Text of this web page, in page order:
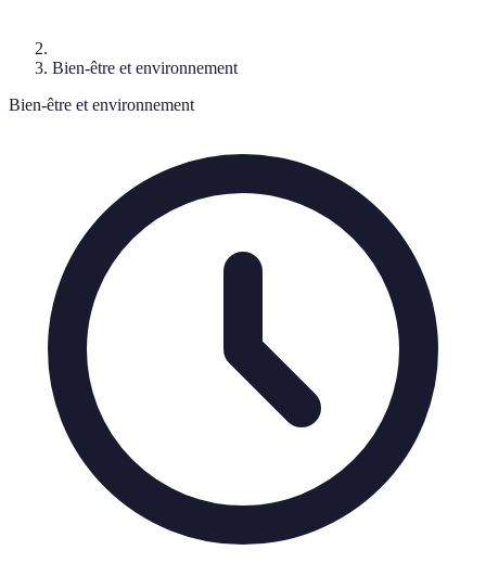
Bien-être et environnement
Bien-être et environnement